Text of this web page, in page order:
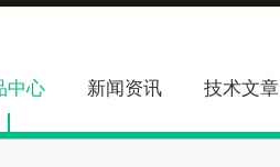
中心 新闻资讯 技术文章